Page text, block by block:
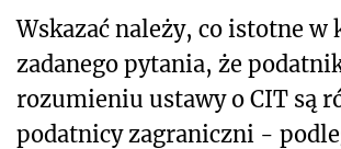
Wskazać należy, co istotne w
zadanego pytania, że
rozumieniu ustawy o CIT są
podatnicy zagraniczni -